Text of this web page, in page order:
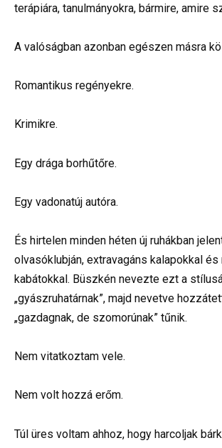
terápiára, tanulmányokra, bármire, amire
A valóságban azonban egészen másra
Romantikus regényekre.
Krimikre.
Egy drága borhűtőre.
Egy vadonatúj autóra.
És hirtelen minden héten új ruhákban
olvasóklubján, extravagáns kalapokkal és
kabátokkal. Büszkén nevezte ezt a
„gyászruhatárnak”, majd nevetve
„gazdagnak, de szomorúnak” tűnik.
Nem vitatkoztam vele.
Nem volt hozzá erőm.
Túl üres voltam ahhoz, hogy harcoljak